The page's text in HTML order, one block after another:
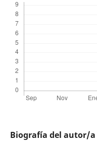
Biografía del autor/a